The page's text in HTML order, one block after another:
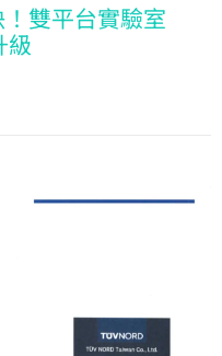
雙平台實驗室
級